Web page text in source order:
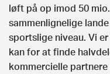
løft på op imod 50
sammenlignelige
sportslige niveau. Vi
kan for at finde
kommercielle